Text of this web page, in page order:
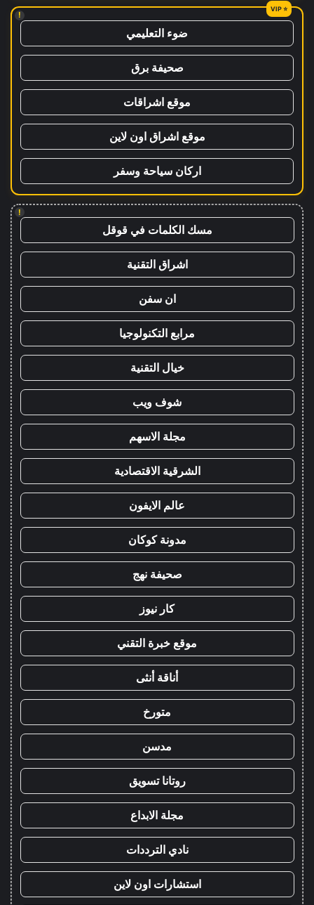
!
ضوء التعليمي
صحيفة برق
موقع اشراقات
موقع اشراق اون لاين
اركان سياحة وسفر
!
مسك الكلمات في قوقل
اشراق التقنية
ان سفن
مرابع التكنولوجيا
خيال التقنية
شوف ويب
مجلة الاسهم
الشرقية الاقتصادية
عالم الايفون
مدونة كوكان
صحيفة نهج
كار نيوز
موقع خبرة التقني
أناقة أنثى
متورخ
مدسن
روتانا تسويق
مجلة الابداع
نادي الترددات
استشارات اون لاين